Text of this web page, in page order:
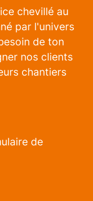
chevillé au
par l'univers
de ton
nos clients
chantiers
de